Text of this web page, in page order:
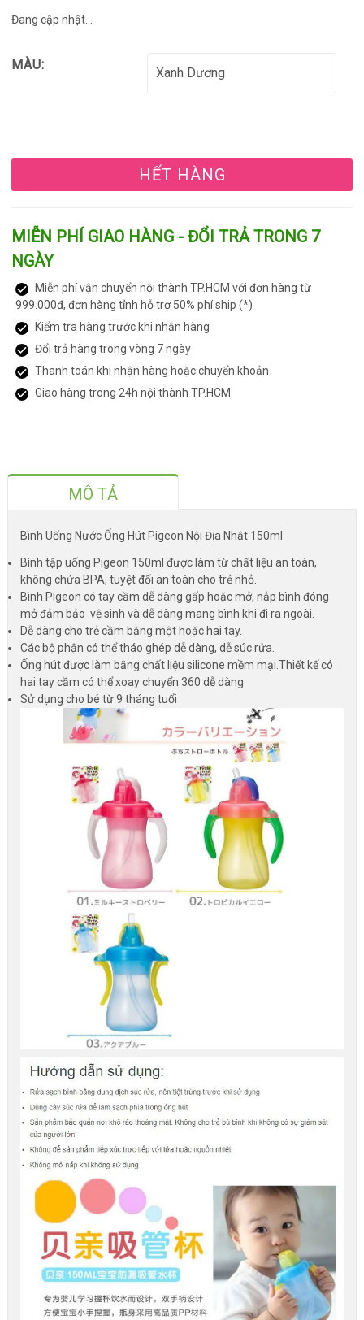
Đang cập nhật...
MÀU:
HẾT HÀNG
MIỄN PHÍ GIAO HÀNG - ĐỔI TRẢ TRONG 7
NGÀY
Miễn phí vận chuyển nội thành TP.HCM với đơn hàng từ
999.000đ, đơn hàng tỉnh hỗ trợ 50% phí ship (*)
Kiểm tra hàng trước khi nhận hàng
Đổi trả hàng trong vòng 7 ngày
Thanh toán khi nhận hàng hoặc chuyển khoản
Giao hàng trong 24h nội thành TP.HCM
MÔ TẢ
Bình Uống Nước Ống Hút Pigeon Nội Địa Nhật 150ml
Bình tập uống Pigeon 150ml được làm từ chất liệu an toàn,
không chứa BPA, tuyệt đối an toàn cho trẻ nhỏ.
Bình Pigeon có tay cầm dễ dàng gấp hoặc mở, nắp bình đóng
mở đảm bảo vệ sinh và dễ dàng mang bình khi đi ra ngoài.
Dễ dàng cho trẻ cầm bằng một hoặc hai tay.
Các bộ phận có thể tháo ghép dễ dàng, dễ súc rửa.
Ống hút được làm bằng chất liệu silicone mềm mại.Thiết kế có
hai tay cầm có thể xoay chuyển 360 dễ dàng
Sử dụng cho bé từ 9 tháng tuổi